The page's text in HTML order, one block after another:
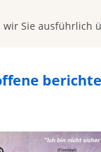
Sie ausführlich